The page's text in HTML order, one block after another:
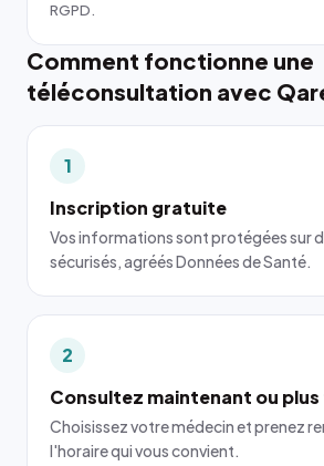
RGPD.
Comment fonctionne une
téléconsultation avec
1
Inscription gratuite
Vos informations sont protégées sur
sécurisés, agréés Données de Santé.
2
Consultez maintenant ou
Choisissez votre médecin et prenez
l'horaire qui vous convient.